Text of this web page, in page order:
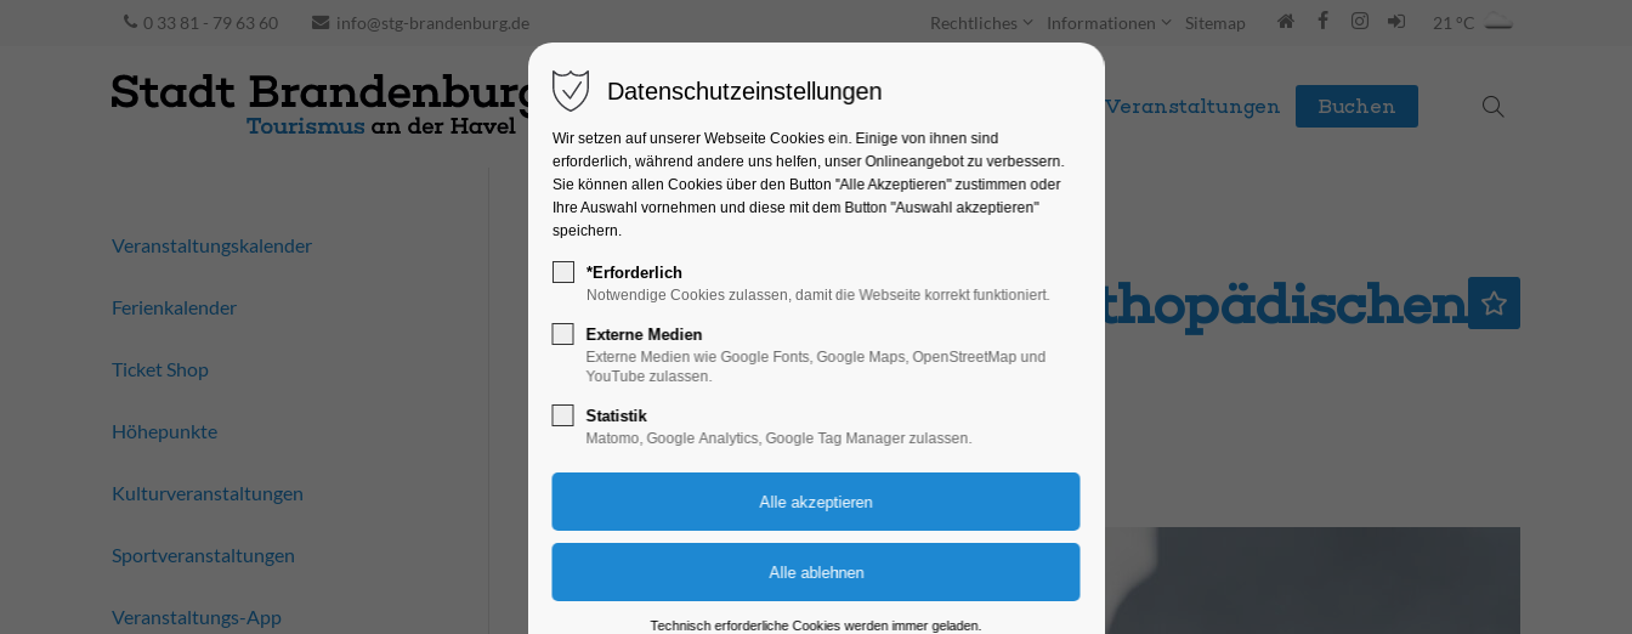
0 33 81 - 79 63 60 info@stg-brandenburg.de Rechtliches Informationen Sitemap 21 °C
Unterkünfte Entdecken & Erleben Veranstaltungen Buchen
Testwoche in den Orthopädischen
Wekstätten
Gesundheit, Mitmach-Aktion
25.03.2025, 08:00–17:00
Veranstaltungskalender
Ferienkalender
Ticket Shop
Höhepunkte
Kulturveranstaltungen
Sportveranstaltungen
Veranstaltungs-App
Datenschutzeinstellungen
Wir setzen auf unserer Webseite Cookies ein. Einige von ihnen sind
erforderlich, während andere uns helfen, unser Onlineangebot zu verbessern.
Sie können allen Cookies über den Button "Alle Akzeptieren" zustimmen oder
Ihre Auswahl vornehmen und diese mit dem Button "Auswahl akzeptieren"
speichern.
*Erforderlich
Notwendige Cookies zulassen, damit die Webseite korrekt funktioniert.
Externe Medien
Externe Medien wie Google Fonts, Google Maps, OpenStreetMap und
YouTube zulassen.
Statistik
Matomo, Google Analytics, Google Tag Manager zulassen.
Technisch erforderliche Cookies werden immer geladen.